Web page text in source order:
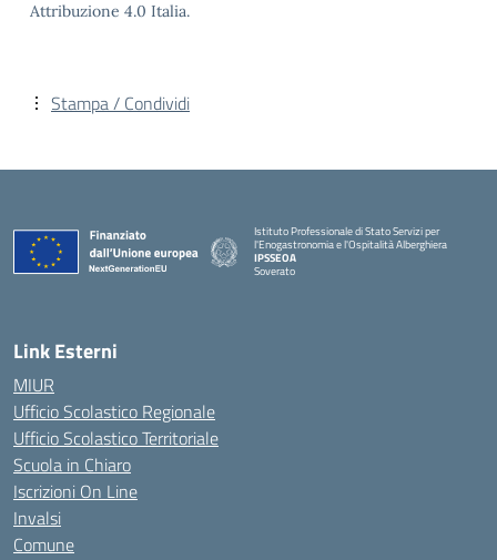
Attribuzione 4.0 Italia.
Stampa / Condividi
Istituto Professionale di Stato Servizi per
l'Enogastronomia e l'Ospitalità Alberghiera
IPSSEOA
Soverato
Link Esterni
MIUR
Ufficio Scolastico Regionale
Ufficio Scolastico Territoriale
Scuola in Chiaro
Iscrizioni On Line
Invalsi
Comune